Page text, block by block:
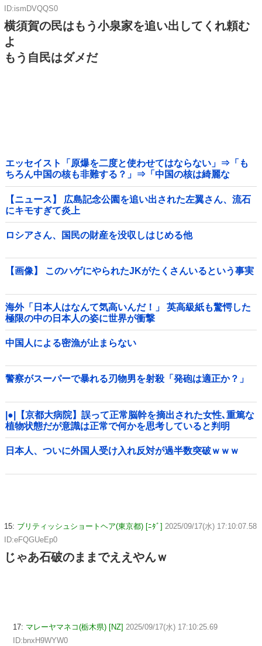
ID:ismDVQQS0
横須賀の民はもう小泉家を追い出してくれ頼む
よ
もう自民はダメだ
エッセイスト「原爆を二度と使わせてはならない」⇒「も
ちろん中国の核も非難する？」⇒「中国の核は綺麗な
核！」
【ニュース】 広島記念公園を追い出された左翼さん、流石
にキモすぎて炎上
ロシアさん、国民の財産を没収しはじめる他
【画像】 このハゲにやられたJKがたくさんいるという事実
海外「日本人はなんて気高いんだ！」 英高級紙も驚愕した
極限の中の日本人の姿に世界が衝撃
中国人による密漁が止まらない
警察がスーパーで暴れる刃物男を射殺「発砲は適正か？」
|●|【京都大病院】誤って正常脳幹を摘出された女性､重篤な
植物状態だが意識は正常で何かを思考していると判明
日本人、ついに外国人受け入れ反対が過半数突破ｗｗｗ
15: ブリティッシュショートヘア(東京都) [ﾆﾀﾞ] 2025/09/17(水) 17:10:07.58
ID:eFQGUeEp0
じゃあ石破のままでええやんｗ
17: マレーヤマネコ(栃木県) [NZ] 2025/09/17(水) 17:10:25.69
ID:bnxH9WYW0